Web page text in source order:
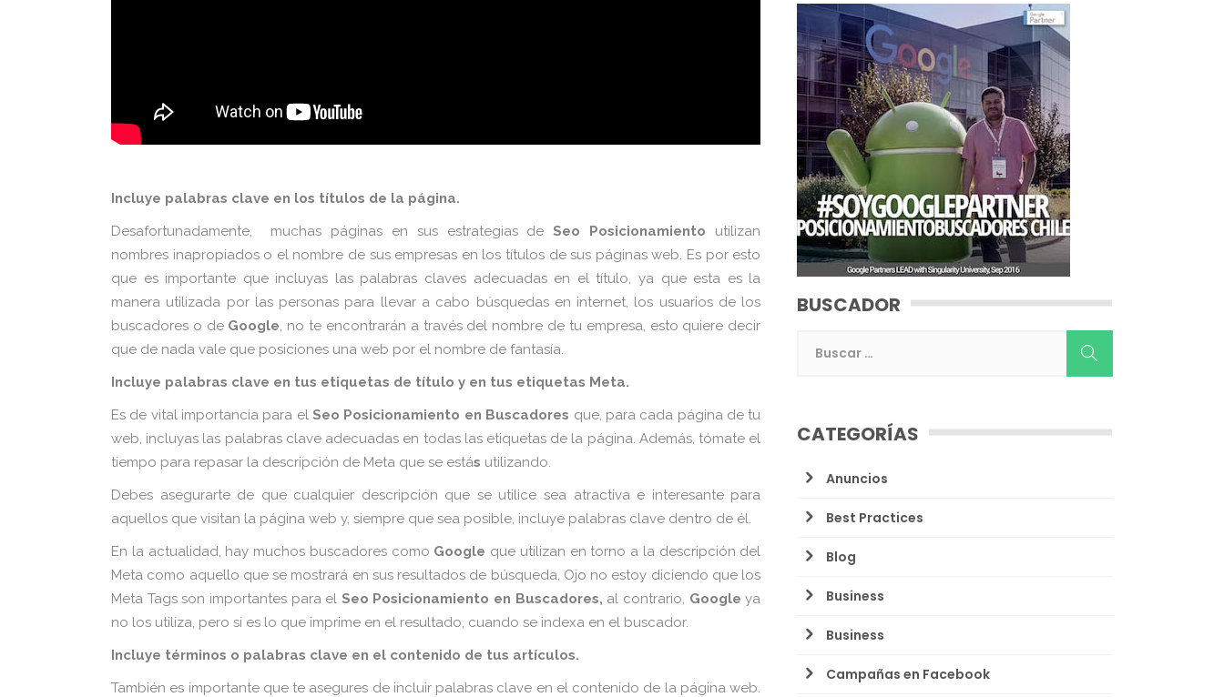
Incluye palabras clave en los títulos de la página.
Desafortunadamente, muchas páginas en sus estrategias deSeo Posicionamiento utilizan
nombres inapropiados o el nombre de sus empresas en los títulos de sus páginas web. Es por esto
que es importante que incluyas las palabras claves adecuadas en el título, ya que esta es la
manera utilizada por las personas para llevar a cabo búsquedas en internet, los usuarios de los
buscadores o de Google, no te encontrarán a través del nombre de tu empresa, esto quiere decir
que de nada vale que posiciones una web por el nombre de fantasía.
Incluye palabras clave en tus etiquetas de título y en tus etiquetas Meta.
Es de vital importancia para elSeo Posicionamiento en Buscadores que, para cada página de tu
web, incluyas las palabras clave adecuadas en todas las etiquetas de la página. Además, tómate el
tiempo para repasar la descripción de Meta que se estás utilizando.
Debes asegurarte de que cualquier descripción que se utilice sea atractiva e interesante para
aquellos que visitan la página web y, siempre que sea posible, incluye palabras clave dentro de él.
En la actualidad, hay muchos buscadores como Google que utilizan en torno a la descripción del
Meta como aquello que se mostrará en sus resultados de búsqueda, Ojo no estoy diciendo que los
Meta Tags son importantes para el Seo Posicionamiento en Buscadores, al contrario, Google ya
no los utiliza, pero si es lo que imprime en el resultado, cuando se indexa en el buscador.
Incluye términos o palabras clave en el contenido de tus artículos.
También es importante que te asegures de incluir palabras clave en el contenido de la página web.
BUSCADOR
CATEGORÍAS
Anuncios
Best Practices
Blog
Business
Business
Campañas en Facebook